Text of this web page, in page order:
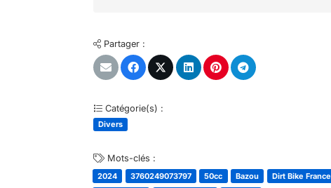
Partager :
Catégorie(s) :
Divers
Mots-clés :
2024 3760249073797 50cc Bazou Dirt Bike France